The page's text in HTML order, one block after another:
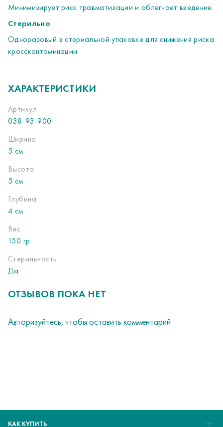
Минимизирует риск травматизации и облегчает введение.
Стерильно
Одноразовый в стериальной упаковке для снижения риска
кроссконтаминации.
ХАРАКТЕРИСТИКИ
Артикул
038-93-900
Ширина
5 см
Высота
5 см
Глубина
4 см
Вес
150 гр
Стерильность
Да
ОТЗЫВОВ ПОКА НЕТ
Авторизуйтесь, чтобы оставить комментарий
КАК КУПИТЬ